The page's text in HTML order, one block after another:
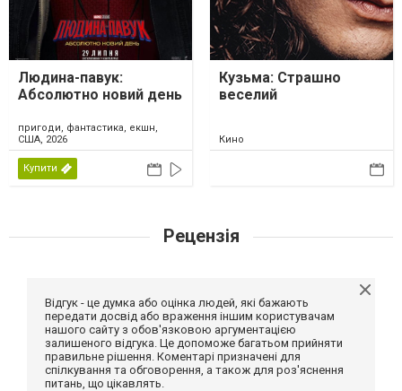
Людина-павук:
Абсолютно новий день
пригоди, фантастика, екшн,
США, 2026
Купити
Кузьма: Страшно
веселий
Кино
Рецензія
Відгук - це думка або оцінка людей, які бажають
передати досвід або враження іншим користувачам
нашого сайту з обов'язковою аргументацією
залишеного відгука. Це допоможе багатьом прийняти
правильне рішення. Коментарі призначені для
спілкування та обговорення, а також для роз'яснення
питань, що цікавлять.